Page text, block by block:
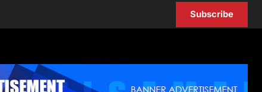
Subscribe